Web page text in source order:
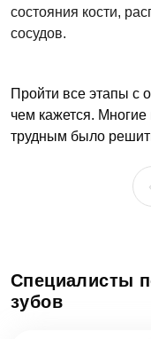
состояния кости,
сосудов.
Пройти все этапы с
чем кажется.
трудным было
Специалисты
зубов